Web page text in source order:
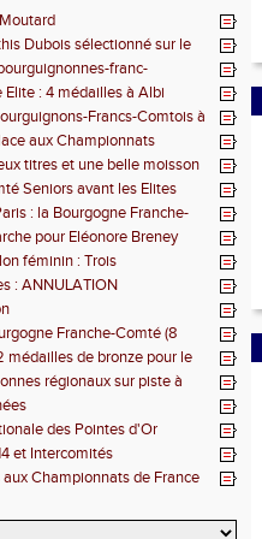
Dubois sélectionné sur le
franc-
: 4 médailles à Albi
Francs-Comtois à
aux Championnats
titres et une belle moisson
Seniors avant les Elites
: la Bourgogne Franche-
pour Eléonore Breney
féminin : Trois
podium
: ANNULATION
Franche-Comté (8
médailles de bronze pour le
régionaux sur piste à
des Pointes d'Or
et Intercomités
Championnats de France